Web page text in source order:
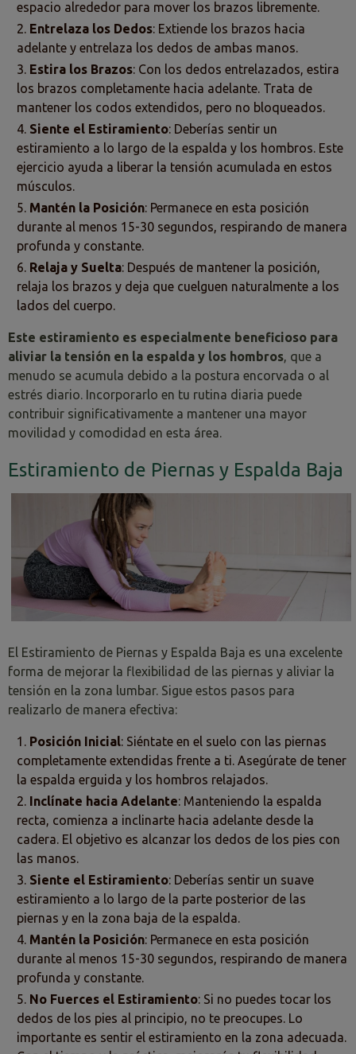
espacio alrededor para mover los brazos libremente.
Entrelaza los Dedos: Extiende los brazos hacia
adelante y entrelaza los dedos de ambas manos.
Estira los Brazos: Con los dedos entrelazados, estira
los brazos completamente hacia adelante. Trata de
mantener los codos extendidos, pero no bloqueados.
Siente el Estiramiento: Deberías sentir un
estiramiento a lo largo de la espalda y los hombros. Este
ejercicio ayuda a liberar la tensión acumulada en estos
músculos.
Mantén la Posición: Permanece en esta posición
durante al menos 15-30 segundos, respirando de manera
profunda y constante.
Relaja y Suelta: Después de mantener la posición,
relaja los brazos y deja que cuelguen naturalmente a los
lados del cuerpo.
Este estiramiento es especialmente beneficioso para
aliviar la tensión en la espalda y los hombros, que a
menudo se acumula debido a la postura encorvada o al
estrés diario. Incorporarlo en tu rutina diaria puede
contribuir significativamente a mantener una mayor
movilidad y comodidad en esta área.
Estiramiento de Piernas y Espalda Baja
El Estiramiento de Piernas y Espalda Baja es una excelente
forma de mejorar la flexibilidad de las piernas y aliviar la
tensión en la zona lumbar. Sigue estos pasos para
realizarlo de manera efectiva:
Posición Inicial: Siéntate en el suelo con las piernas
completamente extendidas frente a ti. Asegúrate de tener
la espalda erguida y los hombros relajados.
Inclínate hacia Adelante: Manteniendo la espalda
recta, comienza a inclinarte hacia adelante desde la
cadera. El objetivo es alcanzar los dedos de los pies con
las manos.
Siente el Estiramiento: Deberías sentir un suave
estiramiento a lo largo de la parte posterior de las
piernas y en la zona baja de la espalda.
Mantén la Posición: Permanece en esta posición
durante al menos 15-30 segundos, respirando de manera
profunda y constante.
No Fuerces el Estiramiento: Si no puedes tocar los
dedos de los pies al principio, no te preocupes. Lo
importante es sentir el estiramiento en la zona adecuada.